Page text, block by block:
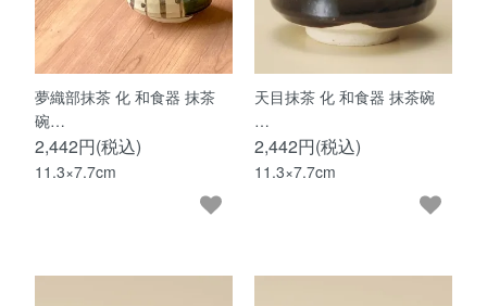
夢織部抹茶 化 和食器 抹茶
碗…
2,442円(税込)
11.3×7.7cm
天目抹茶 化 和食器 抹茶碗
…
2,442円(税込)
11.3×7.7cm